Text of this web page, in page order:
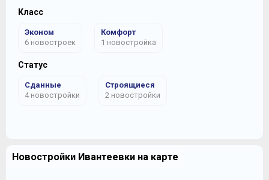
Класс
Эконом
6 новостроек
Комфорт
1 новостройка
Статус
Сданные
4 новостройки
Строящиеся
2 новостройки
Новостройки Ивантеевки на карте